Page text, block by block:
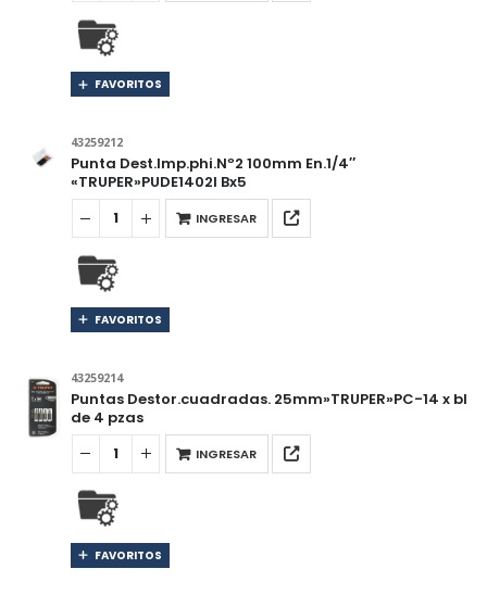
FAVORITOS
43259212
Punta Dest.Imp.phi.Nº2 100mm En.1/4″
«TRUPER»PUDE1402I Bx5
INGRESAR
FAVORITOS
43259214
Puntas Destor.cuadradas. 25mm»TRUPER»PC-14 x bl
de 4 pzas
INGRESAR
FAVORITOS